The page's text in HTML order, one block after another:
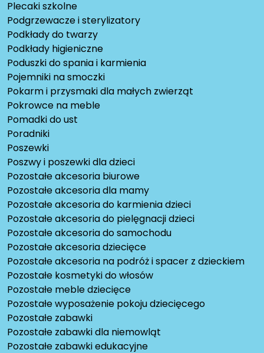
Plecaki szkolne
Podgrzewacze i sterylizatory
Podkłady do twarzy
Podkłady higieniczne
Poduszki do spania i karmienia
Pojemniki na smoczki
Pokarm i przysmaki dla małych zwierząt
Pokrowce na meble
Pomadki do ust
Poradniki
Poszewki
Poszwy i poszewki dla dzieci
Pozostałe akcesoria biurowe
Pozostałe akcesoria dla mamy
Pozostałe akcesoria do karmienia dzieci
Pozostałe akcesoria do pielęgnacji dzieci
Pozostałe akcesoria do samochodu
Pozostałe akcesoria dziecięce
Pozostałe akcesoria na podróż i spacer z dzieckiem
Pozostałe kosmetyki do włosów
Pozostałe meble dziecięce
Pozostałe wyposażenie pokoju dziecięcego
Pozostałe zabawki
Pozostałe zabawki dla niemowląt
Pozostałe zabawki edukacyjne